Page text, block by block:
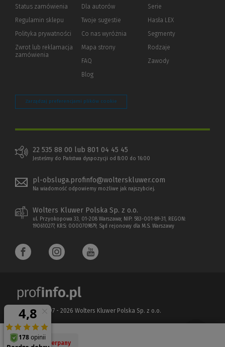
Nakład wyczerpany
Status zamówienia
Regulamin sklepu
Polityka prywatności (Nowe
(Link
innej
Zwrot lub reklamacja
zamówienia
Dla autorów(Nowe
(Link
innej
Twoje sugestie
Co nas wyróżnia
Mapa strony
FAQ
Blog
Serie
Hasła LEX
Segmenty
Rodzaje
Zawody
Zarządzaj preferencjami plików cookie
22 535 88 00 lub 801 04 45 45
Jesteśmy do Państwa dyspozycji od 8:00 do 16:00
pl-obsluga.profinfo@wolterskluwer.com
Na wiadomość odpowiemy możliwe jak najszybciej.
Wolters Kluwer Polska Sp. z o.o.
ul. Przyokopowa 33, 01-208 Warszawa; NIP: 583-001-89-31, REGON:
190610277, KRS: 0000709879, Sąd rejonowy dla M.S. Warszawy
Copyright 1997 - 2026 Wolters Kluwer Polska Sp. z o.o.
Płatności elektroniczne
(Nowe
(Link